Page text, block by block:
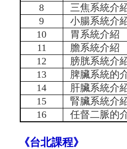
8
三焦系統介
9
小腸系統介
10
胃系統介紹
11
膽系統介紹
12
膀胱系統介
13
脾臟系統的
14
肝臟系統介
15
腎臟系統介
16
任督二脈的
《台北課程》